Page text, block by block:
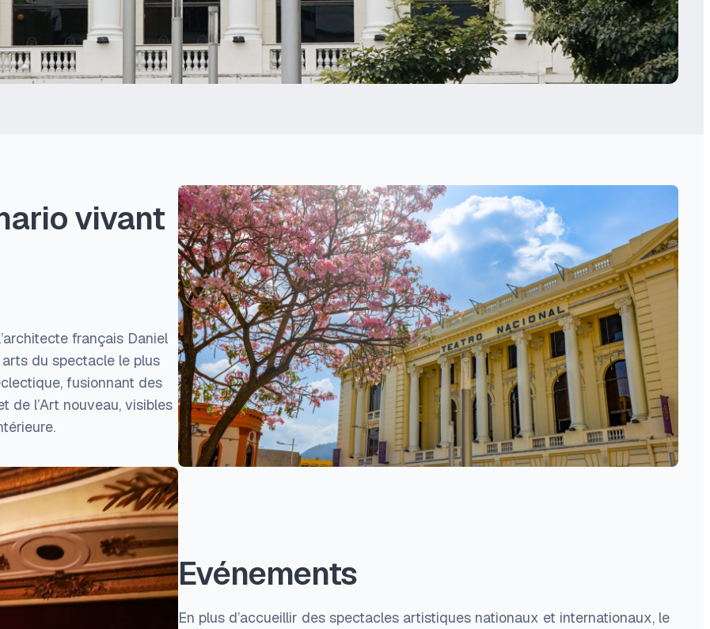
vivant
français Daniel
du spectacle le plus
fusionnant des
de l’Art nouveau, visibles
Evénements
En plus d’accueillir des spectacles artistiques nationaux et internationaux, le